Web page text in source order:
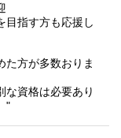
目指す方も応援し
方が多数おりま
資格は必要あり
"